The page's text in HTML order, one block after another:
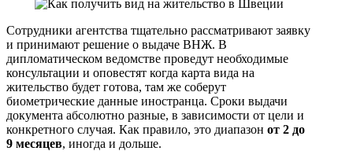
Сотрудники агентства тщательно рассматривают заявку
и принимают решение о выдаче ВНЖ. В
дипломатическом ведомстве проведут необходимые
консультации и оповестят когда карта вида на
жительство будет готова, там же соберут
биометрические данные иностранца. Сроки выдачи
документа абсолютно разные, в зависимости от цели и
конкретного случая. Как правило, это диапазон от 2 до
9 месяцев, иногда и дольше.